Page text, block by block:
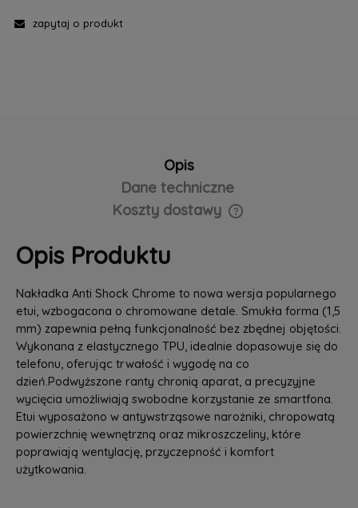
zapytaj o produkt
Opis
Dane techniczne
Koszty dostawy
Cena nie zawiera ewentualnych kosztów płatności
Opis Produktu
Nakładka Anti Shock Chrome to nowa wersja popularnego
etui, wzbogacona o chromowane detale. Smukła forma (1,5
mm) zapewnia pełną funkcjonalność bez zbędnej objętości.
Wykonana z elastycznego TPU, idealnie dopasowuje się do
telefonu, oferując trwałość i wygodę na co
dzień.Podwyższone ranty chronią aparat, a precyzyjne
wycięcia umożliwiają swobodne korzystanie ze smartfona.
Etui wyposażono w antywstrząsowe narożniki, chropowatą
powierzchnię wewnętrzną oraz mikroszczeliny, które
poprawiają wentylację, przyczepność i komfort
użytkowania.